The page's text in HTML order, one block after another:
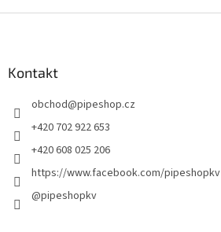
p
v
Kontakt
obchod@pipeshop.cz
+420 702 922 653
+420 608 025 206
https://www.facebook.com/pipeshopkv
@pipeshopkv